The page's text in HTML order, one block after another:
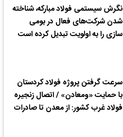
نگرش سیستمی فولاد مبارکه، شناخته
شدن شرکت‌های فعال در بومی
سازی را به اولویت تبدیل کرده است
سرعت گرفتن پروژه فولاد کردستان
با حمایت «ومعادن» / اتصال زنجیره
فولاد غرب کشور: از معدن تا صادرات